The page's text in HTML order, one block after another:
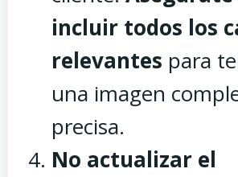
incluir todos los
relevantes para
una imagen
precisa.
No actualizar el